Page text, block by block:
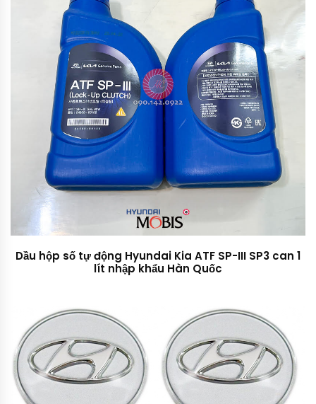
Dầu hộp số tự động Hyundai Kia ATF SP-III SP3 can 1
lít nhập khẩu Hàn Quốc